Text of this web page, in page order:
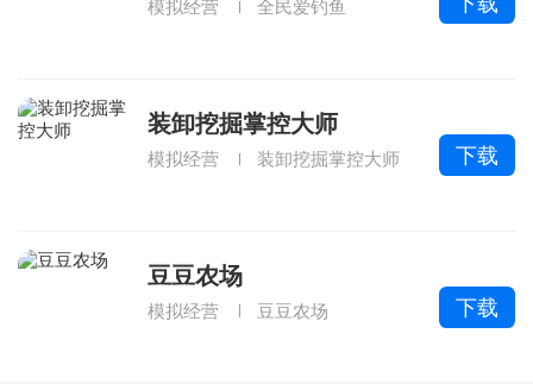
模拟经营 全民爱钓鱼
装卸挖掘掌控大师
模拟经营 装卸挖掘掌控大师 下载
豆豆农场
模拟经营 豆豆农场 下载